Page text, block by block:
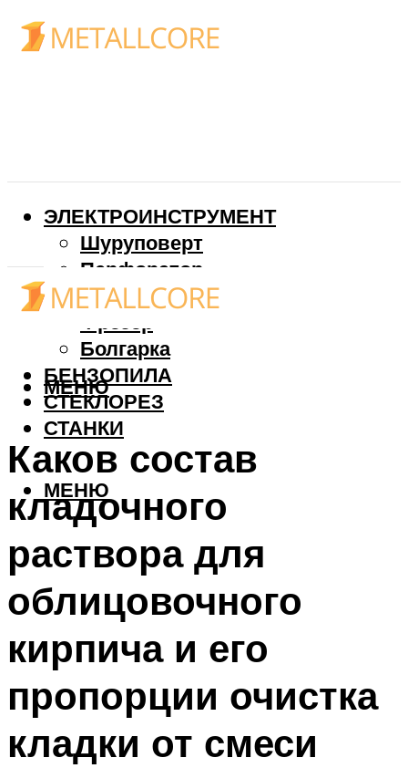
ЭЛЕКТРОИНСТРУМЕНТ
Шуруповерт
Перфоратор
Дрель
Фрезер
Болгарка
БЕНЗОПИЛА
СТЕКЛОРЕЗ
СТАНКИ
МЕНЮ
МЕНЮ
Каков состав
кладочного
раствора для
облицовочного
кирпича и его
пропорции очистка
кладки от смеси